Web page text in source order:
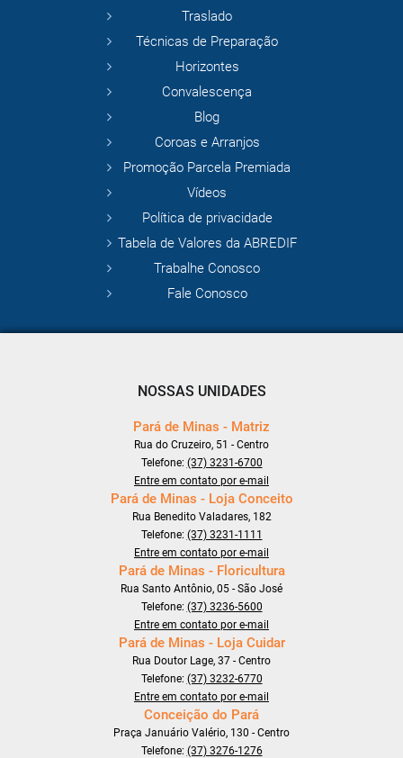
Traslado
Técnicas de Preparação
Horizontes
Convalescença
Blog
Coroas e Arranjos
Promoção Parcela Premiada
Vídeos
Política de privacidade
Tabela de Valores da ABREDIF
Trabalhe Conosco
Fale Conosco
NOSSAS UNIDADES
Pará de Minas - Matriz
Rua do Cruzeiro, 51 - Centro
Telefone: (37) 3231-6700
Entre em contato por e-mail
Pará de Minas - Loja Conceito
Rua Benedito Valadares, 182
Telefone: (37) 3231-1111
Entre em contato por e-mail
Pará de Minas - Floricultura
Rua Santo Antônio, 05 - São José
Telefone: (37) 3236-5600
Entre em contato por e-mail
Pará de Minas - Loja Cuidar
Rua Doutor Lage, 37 - Centro
Telefone: (37) 3232-6770
Entre em contato por e-mail
Conceição do Pará
Praça Januário Valério, 130 - Centro
Telefone: (37) 3276-1276